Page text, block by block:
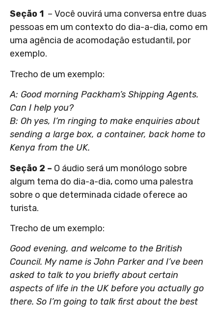
Seção 1 – Você ouvirá uma conversa entre duas
pessoas em um contexto do dia-a-dia, como em
uma agência de acomodação estudantil, por
exemplo.
Trecho de um exemplo:
A: Good morning Packham’s Shipping Agents.
Can I help you?
B: Oh yes, I’m ringing to make enquiries about
sending a large box, a container, back home to
Kenya from the UK.
Seção 2 – O áudio será um monólogo sobre
algum tema do dia-a-dia, como uma palestra
sobre o que determinada cidade oferece ao
turista.
Trecho de um exemplo:
Good evening, and welcome to the British
Council. My name is John Parker and I’ve been
asked to talk to you briefly about certain
aspects of life in the UK before you actually go
there. So I’m going to talk first about the best